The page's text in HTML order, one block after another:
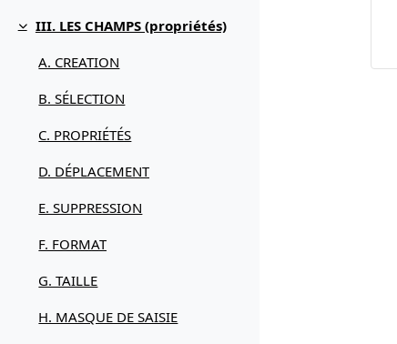
Replier
III. LES CHAMPS (propriétés)
A. CREATION
B. SÉLECTION
C. PROPRIÉTÉS
D. DÉPLACEMENT
E. SUPPRESSION
F. FORMAT
G. TAILLE
H. MASQUE DE SAISIE